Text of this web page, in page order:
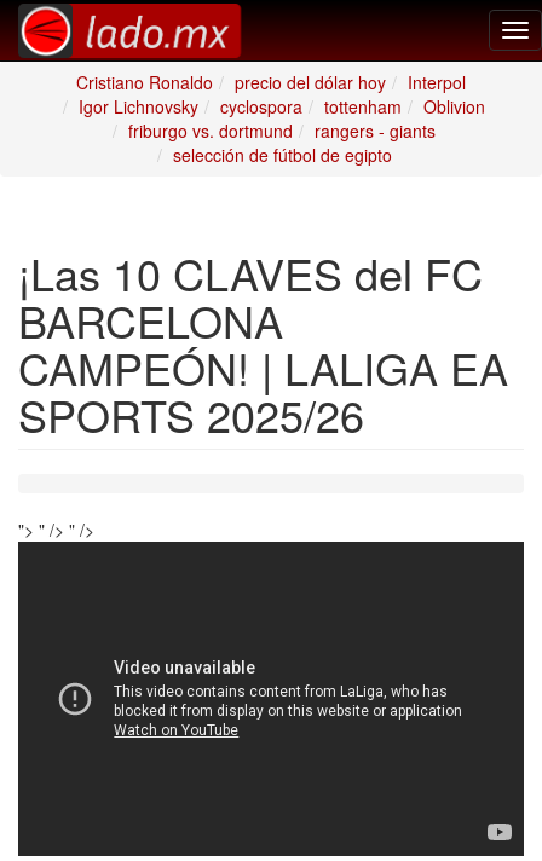
Cristiano Ronaldo
precio del dólar hoy
Interpol
Igor Lichnovsky
cyclospora tottenham
Oblivion
friburgo vs. dortmund
rangers - giants
selección de fútbol de egipto
¡Las 10 CLAVES del FC
BARCELONA
CAMPEÓN! | LALIGA EA
SPORTS 2025/26
"> " /> " />